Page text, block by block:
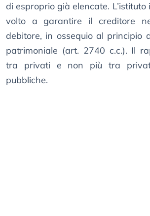
di esproprio già elencate. L’istituto
volto a garantire il creditore
debitore, in ossequio al principio
patrimoniale (art. 2740 c.c.). Il
tra privati e non più tra
pubbliche.